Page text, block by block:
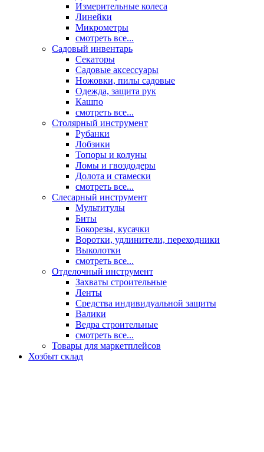
Измерительные колеса
Линейки
Микрометры
смотреть все...
Садовый инвентарь
Секаторы
Садовые аксессуары
Ножовки, пилы садовые
Одежда, защита рук
Кашпо
смотреть все...
Столярный инструмент
Рубанки
Лобзики
Топоры и колуны
Ломы и гвоздодеры
Долота и стамески
смотреть все...
Слесарный инструмент
Мультитулы
Биты
Бокорезы, кусачки
Воротки, удлинители, переходники
Выколотки
смотреть все...
Отделочный инструмент
Захваты строительные
Ленты
Средства индивидуальной защиты
Валики
Ведра строительные
смотреть все...
Товары для маркетплейсов
Хозбыт склад